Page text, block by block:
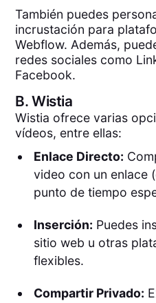
También puedes
incrustación para
Webflow. Además,
redes sociales como
Facebook.
B.Wistia
Wistia ofrece varias
vídeos, entre ellas:
Enlace Directo:
video con un enlace
punto de tiempo
Inserción: Puedes
sitio web u otras
flexibles.
Compartir Privado: